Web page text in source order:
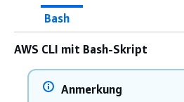
Bash
AWS CLI mit Bash-Skript
Anmerkung